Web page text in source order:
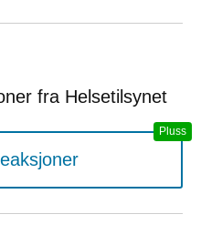
fra Helsetilsynet